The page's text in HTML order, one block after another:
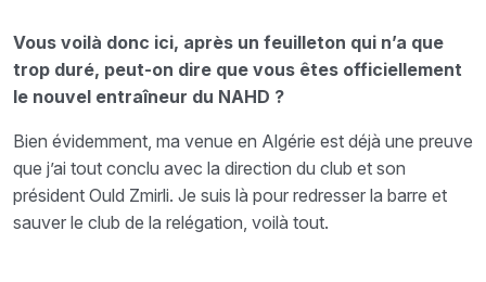
Vous voilà donc ici, après un feuilleton qui n’a que
trop duré, peut-on dire que vous êtes officiellement
le nouvel entraîneur du NAHD ?
Bien évidemment, ma venue en Algérie est déjà une preuve
que j’ai tout conclu avec la direction du club et son
président Ould Zmirli. Je suis là pour redresser la barre et
sauver le club de la relégation, voilà tout.